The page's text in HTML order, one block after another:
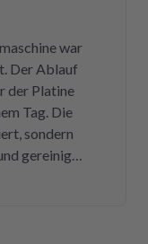
zu wissen,
Werden wir
war
Der Ablauf
der Platine
Tag. Die
sondern
gereinigt.